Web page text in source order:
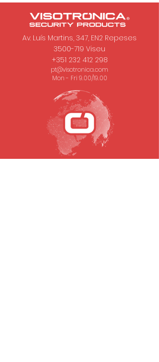
Av. Luís Martins, 347, EN2 Repeses
3500-719 Viseu
+351 232 412 298
pt@visotronica.com
Mon - Fri 9.00/19.00